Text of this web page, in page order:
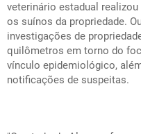
veterinário estadual
os suínos da propriedade.
investigações de
quilômetros em torno do
vínculo epidemiológico,
notificações de suspeitas.